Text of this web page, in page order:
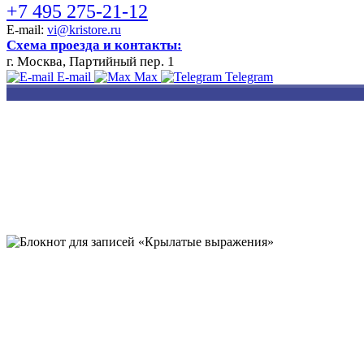
+7 495 275-21-12
E-mail: vi@kristore.ru
Схема проезда и контакты:
г. Москва, Партийный пер. 1
E-mail Max Telegram